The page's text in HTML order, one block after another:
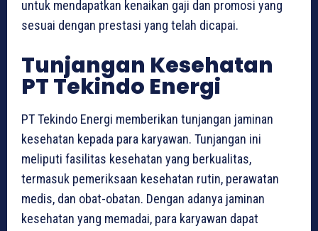
untuk mendapatkan kenaikan gaji dan promosi yang
sesuai dengan prestasi yang telah dicapai.
Tunjangan Kesehatan
PT Tekindo Energi
PT Tekindo Energi memberikan tunjangan jaminan
kesehatan kepada para karyawan. Tunjangan ini
meliputi fasilitas kesehatan yang berkualitas,
termasuk pemeriksaan kesehatan rutin, perawatan
medis, dan obat-obatan. Dengan adanya jaminan
kesehatan yang memadai, para karyawan dapat